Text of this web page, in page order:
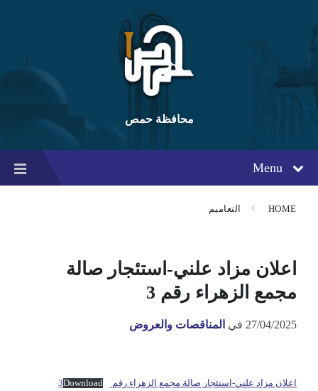
content
main
navigation
footer
محافظة حمص
Menu
HOME التعاميم
اعلان مزاد علني-استئجار صالة
مجمع الزهراء رقم 3
27/04/2025 في المناقصات والعروض
اعلان مزاد علني-استئجار صالة مجمع الزهراء رقم 3 Download